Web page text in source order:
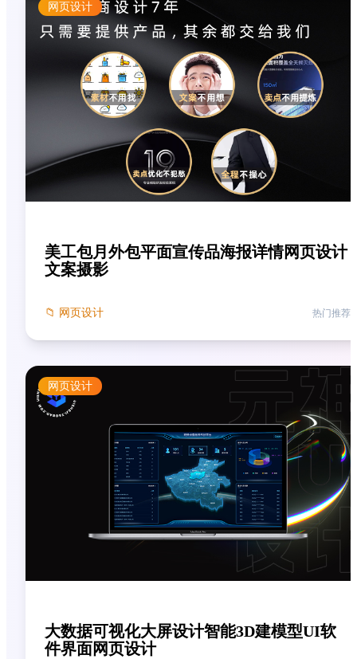
网页设计
美工包月外包平面宣传品海报详情网页设计
文案摄影
📁 网页设计 热门推荐
网页设计
大数据可视化大屏设计智能3D建模型UI软
件界面网页设计